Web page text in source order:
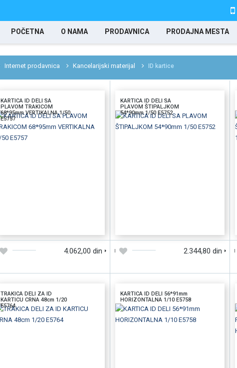
POČETNA O NAMA PRODAVNICA PRODAJNA MESTA
Internet prodavnica Kancelarijski materijal ID kartice
KARTICA ID DELI SA
PLAVOM TRAKICOM
68*95mm VERTIKALNA 1/50
E5757
4.062,00 din
KARTICA ID DELI SA
PLAVOM ŠTIPALJKOM
54*90mm 1/50 E5752
2.344,80 din
TRAKICA DELI ZA ID
KARTICU CRNA 48cm 1/20
E5764
KARTICA ID DELI 56*91mm
HORIZONTALNA 1/10 E5758